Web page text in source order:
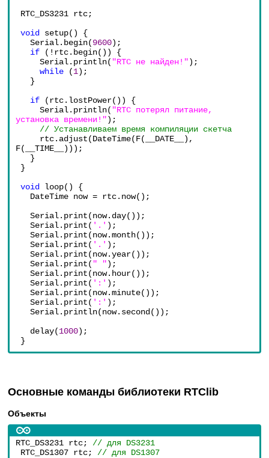
RTC_DS3231 rtc;
void setup() {
Serial.begin(9600);
if (!rtc.begin()) {
Serial.println( "RTC не найден!");
while (1);
}
if (rtc.lostPower()) {
Serial.println( "RTC потерял питание,
установка времени!");
// Устанавливаем время компиляции скетча
rtc.adjust(DateTime(F(__DATE__),
F(__TIME__)));
}
}
void loop() {
DateTime now = rtc.now();
Serial.print(now.day());
Serial.print( '.' );
Serial.print(now.month());
Serial.print( '.' );
Serial.print(now.year());
Serial.print( " ");
Serial.print(now.hour());
Serial.print( ':' );
Serial.print(now.minute());
Serial.print( ':' );
Serial.println(now.second());
delay(1000);
}
Основные команды библиотеки RTClib
Объекты
RTC_DS3231 rtc; // для DS3231
RTC_DS1307 rtc; // для DS1307